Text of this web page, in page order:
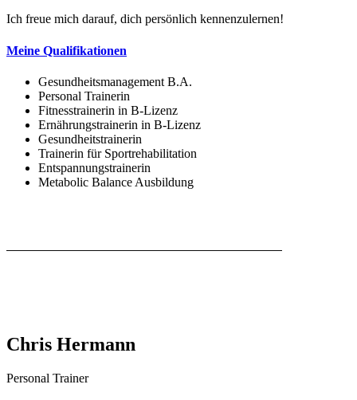
Ich freue mich darauf, dich persönlich kennenzulernen!
Meine Qualifikationen
Gesundheitsmanagement B.A.
Personal Trainerin
Fitnesstrainerin in B-Lizenz
Ernährungstrainerin in B-Lizenz
Gesundheitstrainerin
Trainerin für Sportrehabilitation
Entspannungstrainerin
Metabolic Balance Ausbildung
Chris Hermann
Personal Trainer